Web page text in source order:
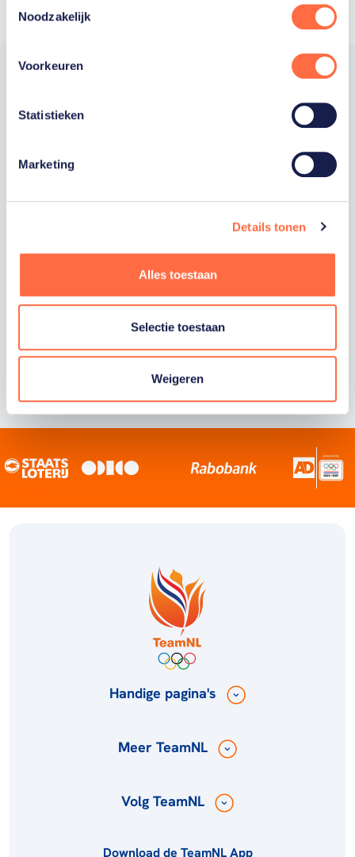
Noodzakelijk
Voorkeuren
Statistieken
Marketing
Details tonen
Alles toestaan
Selectie toestaan
Weigeren
Trotse hoofdsponsor
Handige pagina's
Meer TeamNL
Volg TeamNL
Download de TeamNL App